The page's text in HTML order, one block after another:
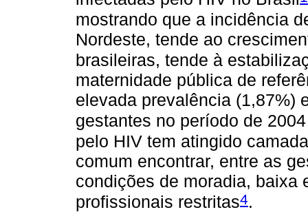
mostrando que a incidência
Nordeste, tende ao
brasileiras, tende à
maternidade pública de
elevada prevalência (1,87%)
gestantes no período de
pelo HIV tem atingido
comum encontrar, entre as
condições de moradia, baixa
profissionais restritas4.